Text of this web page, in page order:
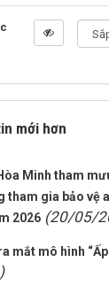
mới hơn
Minh tham
tham gia bảo vệ
2026 (20/05/
mắt mô hình